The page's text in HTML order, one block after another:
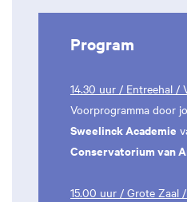
Program
14.30 uur / Entreehal /
Voorprogramma door
Sweelinck Academie
Conservatorium van
15.00 uur / Grote Zaal